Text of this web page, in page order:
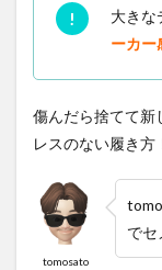
大きな
ーカー
傷んだら捨てて新
レスのない履き方
tomosato
でセ